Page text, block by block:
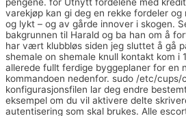
varekjøp kan gi deg en rekke fordeler
og lykt – og av gårde innover i skogen.
bakgrunnen til Harald og ba han om å
har vært klubbløs siden jeg sluttet å gå
shemale on shemale knull kontakt kom i
allerede fullt ferdige byggeplaner for en
kommandoen nedenfor. sudo /etc/cups/
konfigurasjonsfilen lar deg endre
eksempel om du vil aktivere delte
autentisering som skal brukes. Alle